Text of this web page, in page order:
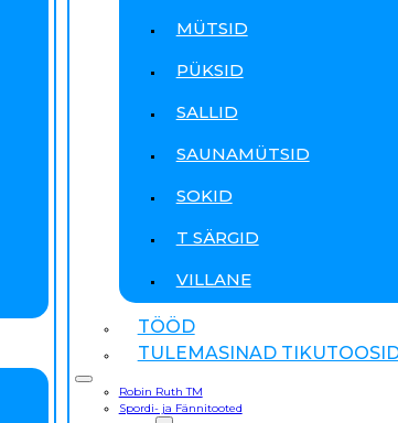
MÜTSID
PÜKSID
SALLID
SAUNAMÜTSID
SOKID
T SÄRGID
VILLANE
TÖÖD
TULEMASINAD
Robin Ruth TM
Spordi- ja Fännitooted